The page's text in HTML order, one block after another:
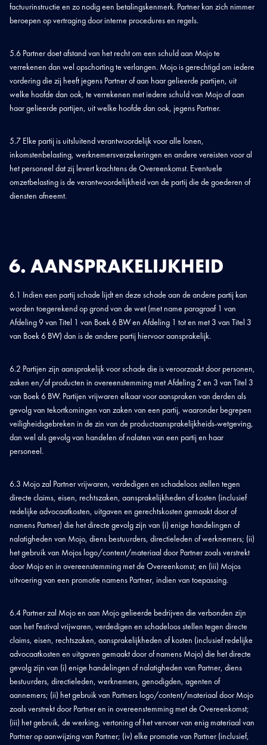
factuurinstructie en zo nodig een betalingskenmerk. Partner kan zich nimmer
beroepen op vertraging door interne procedures en regels.
5.6 Partner doet afstand van het recht om een schuld aan Mojo te
verrekenen dan wel opschorting te verlangen. Mojo is gerechtigd om iedere
vordering die zij heeft jegens Partner of aan haar gelieerde partijen, uit
welke hoofde dan ook, te verrekenen met iedere schuld van Mojo of aan
haar gelieerde partijen, uit welke hoofde dan ook, jegens Partner.
5.7 Elke partij is uitsluitend verantwoordelijk voor alle lonen,
inkomstenbelasting, werknemersverzekeringen en andere vereisten voor al
het personeel dat zij levert krachtens de Overeenkomst. Eventuele
omzetbelasting is de verantwoordelijkheid van de partij die de goederen of
diensten afneemt.
6. AANSPRAKELIJKHEID
6.1 Indien een partij schade lijdt en deze schade aan de andere partij kan
worden toegerekend op grond van de wet (met name paragraaf 1 van
Afdeling 9 van Titel 1 van Boek 6 BW en Afdeling 1 tot en met 3 van Titel 3
van Boek 6 BW) dan is de andere partij hiervoor aansprakelijk.
6.2 Partijen zijn aansprakelijk voor schade die is veroorzaakt door personen,
zaken en/of producten in overeenstemming met Afdeling 2 en 3 van Titel 3
van Boek 6 BW. Partijen vrijwaren elkaar voor aanspraken van derden als
gevolg van tekortkomingen van zaken van een partij, waaronder begrepen
veiligheidsgebreken in de zin van de productaansprakelijkheids-wetgeving,
dan wel als gevolg van handelen of nalaten van een partij en haar
personeel.
6.3 Mojo zal Partner vrijwaren, verdedigen en schadeloos stellen tegen
directe claims, eisen, rechtszaken, aansprakelijkheden of kosten (inclusief
redelijke advocaatkosten, uitgaven en gerechtskosten gemaakt door of
namens Partner) die het directe gevolg zijn van (i) enige handelingen of
nalatigheden van Mojo, diens bestuurders, directieleden of werknemers; (ii)
het gebruik van Mojos logo/content/materiaal door Partner zoals verstrekt
door Mojo en in overeenstemming met de Overeenkomst; en (iii) Mojos
uitvoering van een promotie namens Partner, indien van toepassing.
6.4 Partner zal Mojo en aan Mojo gelieerde bedrijven die verbonden zijn
aan het Festival vrijwaren, verdedigen en schadeloos stellen tegen directe
claims, eisen, rechtszaken, aansprakelijkheden of kosten (inclusief redelijke
advocaatkosten en uitgaven gemaakt door of namens Mojo) die het directe
gevolg zijn van (i) enige handelingen of nalatigheden van Partner, diens
bestuurders, directieleden, werknemers, genodigden, agenten of
aannemers; (ii) het gebruik van Partners logo/content/materiaal door Mojo
zoals verstrekt door Partner en in overeenstemming met de Overeenkomst;
(iii) het gebruik, de werking, vertoning of het vervoer van enig materiaal van
Partner op aanwijzing van Partner; (iv) elke promotie van Partner (inclusief,